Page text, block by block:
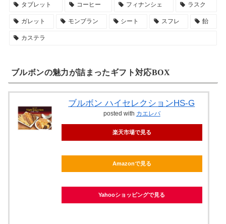
タブレット コーヒー フィナンシェ ラスク
ガレット モンブラン シート スフレ 飴
カステラ
ブルボンの魅力が詰まったギフト対応BOX
ブルボン ハイセレクションHS-G
posted with カエレバ
楽天市場で見る
Amazonで見る
Yahooショッピングで見る